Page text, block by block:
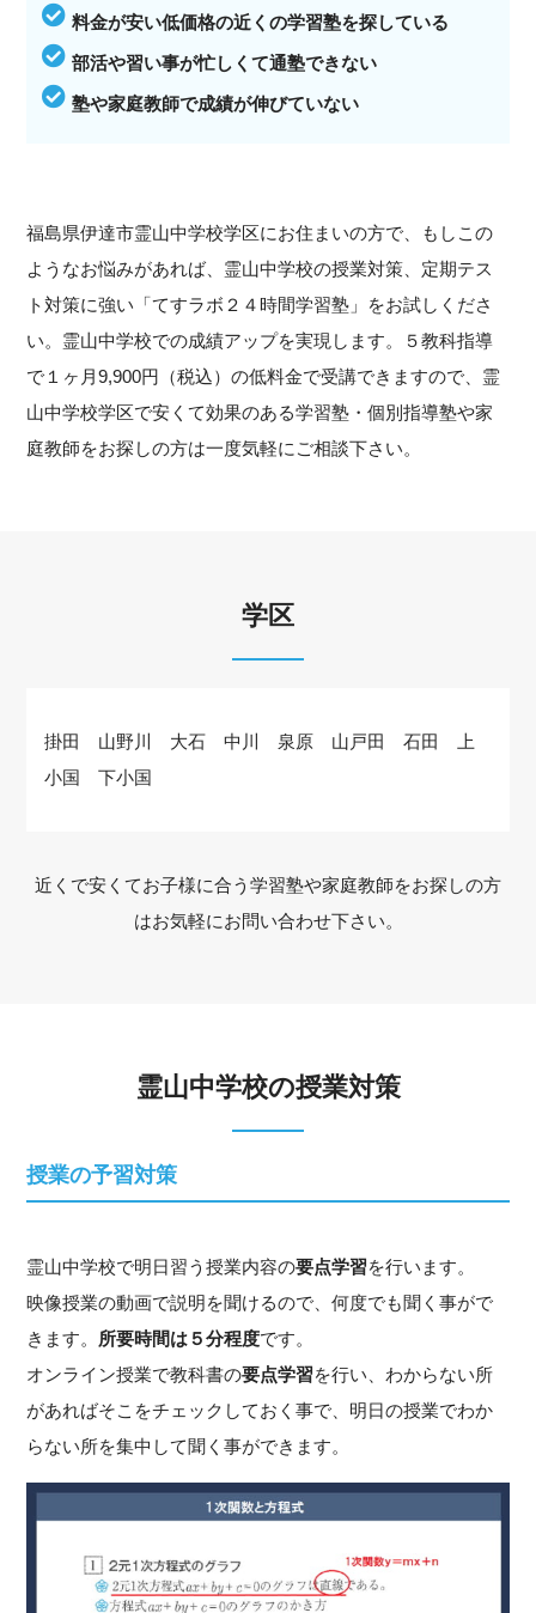
料金が安い低価格の近くの学習塾を探している
部活や習い事が忙しくて通塾できない
塾や家庭教師で成績が伸びていない
福島県伊達市霊山中学校学区にお住まいの方で、もしこの
ようなお悩みがあれば、霊山中学校の授業対策、定期テス
ト対策に強い「てすラボ２４時間学習塾」をお試しくださ
い。霊山中学校での成績アップを実現します。５教科指導
で１ヶ月9,900円（税込）の低料金で受講できますので、霊
山中学校学区で安くて効果のある学習塾・個別指導塾や家
庭教師をお探しの方は一度気軽にご相談下さい。
学区
掛田 山野川 大石 中川 泉原 山戸田 石田 上
小国 下小国
近くで安くてお子様に合う学習塾や家庭教師をお探しの方
はお気軽にお問い合わせ下さい。
霊山中学校の授業対策
授業の予習対策
霊山中学校で明日習う授業内容の要点学習を行います。
映像授業の動画で説明を聞けるので、何度でも聞く事がで
きます。 所要時間は５分程度です。
オンライン授業で教科書の要点学習を行い、わからない所
があればそこをチェックしておく事で、明日の授業でわか
らない所を集中して聞く事ができます。